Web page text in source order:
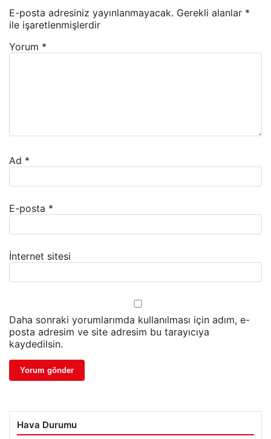
E-posta adresiniz yayınlanmayacak. Gerekli alanlar *
ile işaretlenmişlerdir
Yorum *
Ad *
E-posta *
İnternet sitesi
Daha sonraki yorumlarımda kullanılması için adım, e-
posta adresim ve site adresim bu tarayıcıya
kaydedilsin.
Hava Durumu